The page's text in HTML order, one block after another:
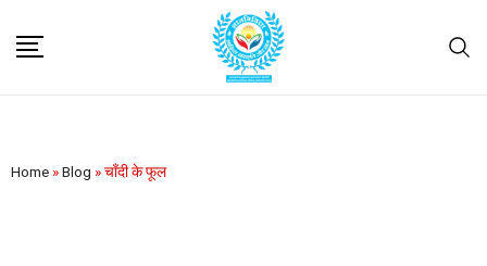
Home »Blog »चाँदी के फूल